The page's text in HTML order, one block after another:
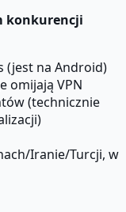
konkurencji
(jest na Android)
omijają VPN
(technicznie
Iranie/Turcji, w